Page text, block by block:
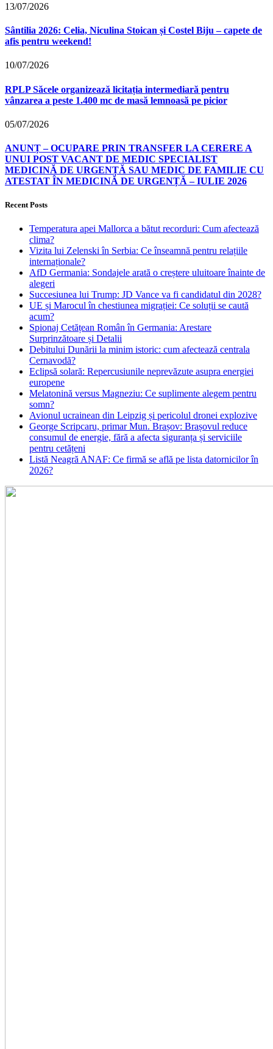
13/07/2026
Sântilia 2026: Celia, Niculina Stoican și Costel Biju – capete de
afis pentru weekend!
10/07/2026
RPLP Săcele organizează licitația intermediară pentru
vânzarea a peste 1.400 mc de masă lemnoasă pe picior
05/07/2026
ANUNȚ – OCUPARE PRIN TRANSFER LA CERERE A
UNUI POST VACANT DE MEDIC SPECIALIST
MEDICINĂ DE URGENȚĂ SAU MEDIC DE FAMILIE CU
ATESTAT ÎN MEDICINĂ DE URGENȚĂ – IULIE 2026
Recent Posts
Temperatura apei Mallorca a bătut recorduri: Cum afectează
clima?
Vizita lui Zelenski în Serbia: Ce înseamnă pentru relațiile
internaționale?
AfD Germania: Sondajele arată o creștere uluitoare înainte de
alegeri
Succesiunea lui Trump: JD Vance va fi candidatul din 2028?
UE și Marocul în chestiunea migrației: Ce soluții se caută
acum?
Spionaj Cetățean Român în Germania: Arestare
Surprinzătoare și Detalii
Debitului Dunării la minim istoric: cum afectează centrala
Cernavodă?
Eclipsă solară: Repercusiunile neprevăzute asupra energiei
europene
Melatonină versus Magneziu: Ce suplimente alegem pentru
somn?
Avionul ucrainean din Leipzig și pericolul dronei explozive
George Scripcaru, primar Mun. Brașov: Brașovul reduce
consumul de energie, fără a afecta siguranța și serviciile
pentru cetățeni
Listă Neagră ANAF: Ce firmă se află pe lista datornicilor în
2026?